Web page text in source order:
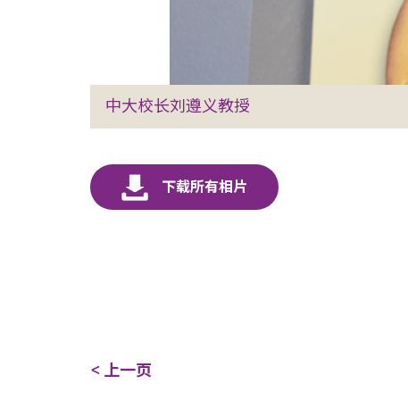
中大校长刘遵义教授
< 上一页